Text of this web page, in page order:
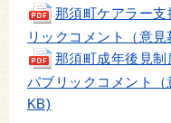
那須町ケアラー
リックコメント（意
那須町成年後見
パブリックコメント
KB)